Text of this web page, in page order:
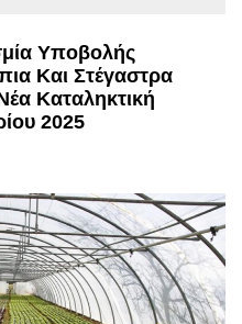
Υποβολής
Και Στέγαστρα
Καταληκτική
2025